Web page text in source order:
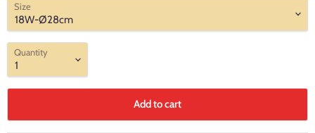
Size
Quantity
Add to cart